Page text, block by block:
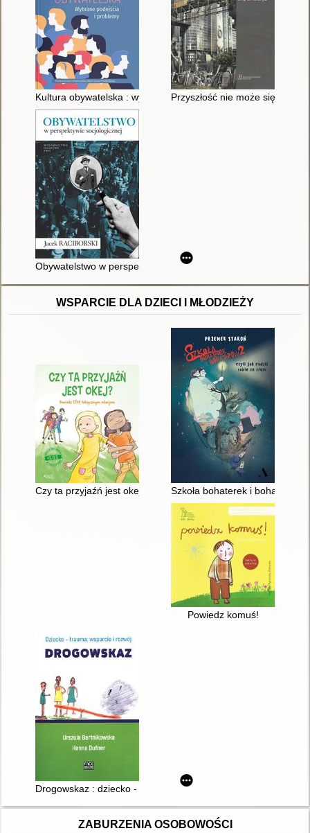
Kultura obywatelska : wybrane podejścia i problemy
Przyszłość nie może się
Obywatelstwo w perspektywie socjologicznej
WSPARCIE DLA DZIECI I MŁODZIEŻY
Czy ta przyjaźń jest okej? : powiedz stop toksycznym relacjom
Szkoła bohaterek i bohaterów
Powiedz komuś!
Drogowskaz : dziecko - trauma, wsparcie i rozwój
ZABURZENIA OSOBOWOŚCI